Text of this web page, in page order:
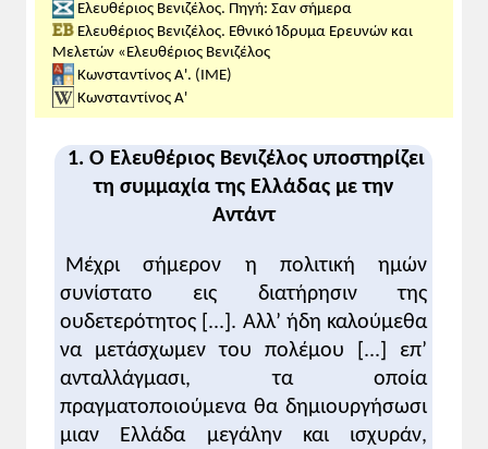
«Η κυβέρνηση της Θεσσαλονίκης», Το
Πανόραμα του 20ού αι., ΕΡΤ (01:25΄):εδώ
(δεν αναφέρεται στις οδηγίες)
Προτεινόμενες δραστηριότητες:
- Σχολιασμός των πηγών, σ. 92 του σχ.
βιβλίου, ώστε να αναδειχθεί η στάση των
δύο εμπλεκομένων (βασιλιά- Βενιζέλου)
στο ζήτημα του Α΄ Παγκοσμίου Πολέμου
- Άσκηση/δραστηριότητα 3, σ. 93 του σχ.
βιβλίου.
1 ώρα
I. ΔΙΔΑΚΤΙΚΗ ΠΡΟΣΕΓΓΙΣΗ
Ειδικοί διδακτικοί στόχοι
Οι μαθήτριες και οι μαθητές επιδιώκεται:
Ελευθέριος Βενιζέλος. Πηγή: Σαν σήμερα
Ελευθέριος Βενιζέλος. Εθνικό Ίδρυμα Ερευνών και
Μελετών «Ελευθέριος Βενιζέλος
Κωνσταντίνος Α'. (ΙΜΕ)
Κωνσταντίνος Α'
1. Ο Ελευθέριος Βενιζέλος υποστηρίζει
τη συμμαχία της Ελλάδας με την
Αντάντ
Μέχρι σήμερον η πολιτική ημών
συνίστατο εις διατήρησιν της
ουδετερότητος [...]. Αλλ’ ήδη καλούμεθα
να μετάσχωμεν του πολέμου [...] επ’
ανταλλάγμασι, τα οποία
πραγματοποιούμενα θα δημιουργήσωσι
μιαν Ελλάδα μεγάλην και ισχυράν,